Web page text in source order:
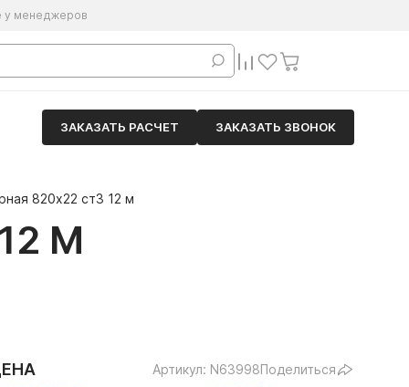
у менеджеров
ЗАКАЗАТЬ РАСЧЕТ ЗАКАЗАТЬ ЗВОНОК
820х22 ст3 12 м
М
Артикул: N63998Поделиться